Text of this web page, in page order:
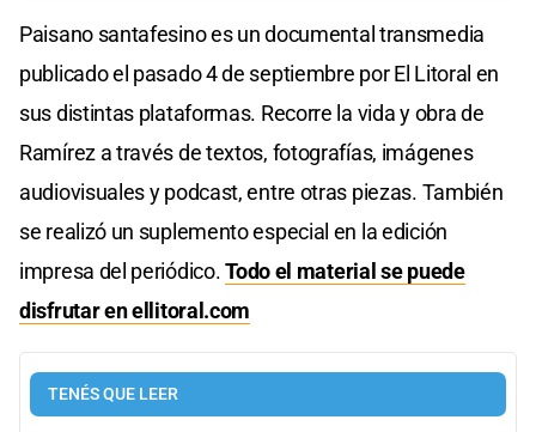
Paisano santafesino es un documental transmedia
publicado el pasado 4 de septiembre por El Litoral en
sus distintas plataformas. Recorre la vida y obra de
Ramírez a través de textos, fotografías, imágenes
audiovisuales y podcast, entre otras piezas. También
se realizó un suplemento especial en la edición
impresa del periódico.Todo el material se puede
disfrutar en ellitoral.com
TENÉS QUE LEER